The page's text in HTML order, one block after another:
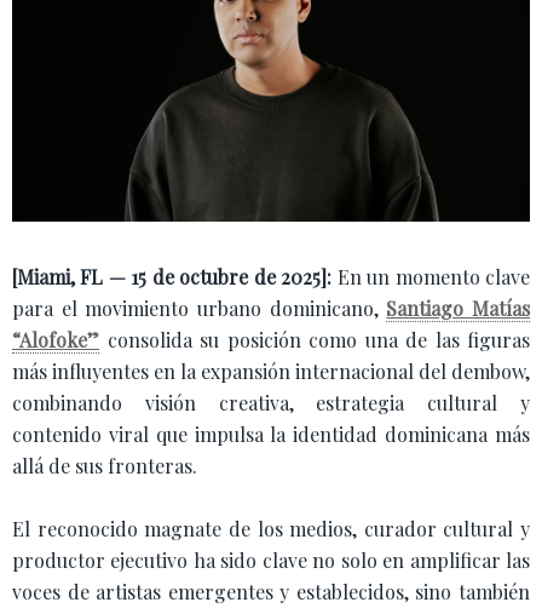
[Miami, FL — 15 de octubre de 2025]: En un momento clave
para el movimiento urbano dominicano, Santiago Matías
“Alofoke” consolida su posición como una de las figuras
más influyentes en la expansión internacional del dembow,
combinando visión creativa, estrategia cultural y
contenido viral que impulsa la identidad dominicana más
allá de sus fronteras.
El reconocido magnate de los medios, curador cultural y
productor ejecutivo ha sido clave no solo en amplificar las
voces de artistas emergentes y establecidos, sino también